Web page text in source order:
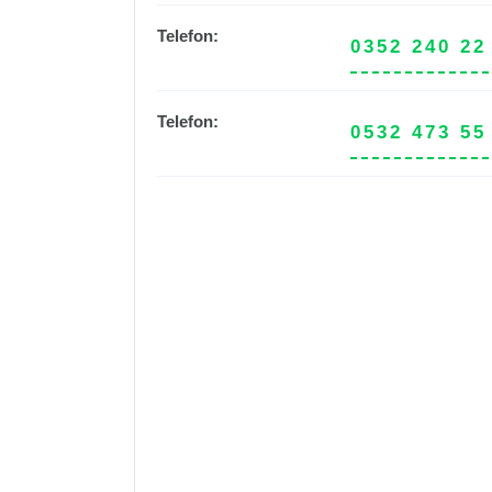
Telefon:
0352 240 22
Telefon:
0532 473 55